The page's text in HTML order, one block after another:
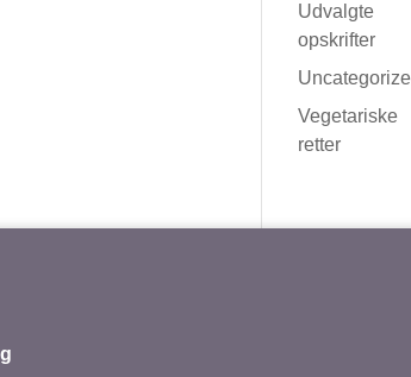
Udvalgte
opskrifter
Vegetariske
retter